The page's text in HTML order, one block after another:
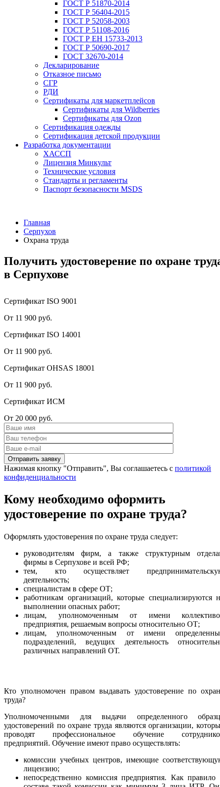
ГОСТ Р 51870-2014
ГОСТ Р 56404-2015
ГОСТ Р 52058-2003
ГОСТ Р 51108-2016
ГОСТ Р ЕН 15733-2013
ГОСТ Р 50690-2017
ГОСТ 32670-2014
Декларирование
Отказное письмо
СГР
РДИ
Сертификаты для маркетплейсов
Сертификаты для Wildberries
Сертификаты для Ozon
Сертификация одежды
Сертификация детской продукции
Разработка документации
ХАССП
Лицензия Минкульт
Технические условия
Стандарты и регламенты
Паспорт безопасности MSDS
Главная
Серпухов
Охрана труда
Получить удостоверение по охране
в Серпухове
Сертификат ISO 9001
От 11 900 руб.
Сертификат ISO 14001
От 11 900 руб.
Сертификат OHSAS 18001
От 11 900 руб.
Сертификат ИСМ
От 20 000 руб.
Нажимая кнопку "Отправить", Вы соглашаетесь с политикой
конфиденциальности
Кому необходимо оформить
удостоверение по охране труда?
Оформлять удостоверения по охране труда следует:
руководителям фирм, а также структурным
фирмы в Серпухове и всей РФ;
тем, кто осуществляет
деятельность;
специалистам в сфере ОТ;
работникам организаций, которые специализируются
выполнении опасных работ;
лицам, уполномоченным от имени
предприятия, решаемым вопросы относительно ОТ;
лицам, уполномоченным от имени
подразделений, ведущих деятельность
различных направлений ОТ.
Кто уполномочен правом выдавать удостоверение по
труда?
Уполномоченными для выдачи определенного
удостоверений по охране труда являются организации,
проводят профессиональное обучение
предприятий. Обучение имеют право осуществлять:
комиссии учебных центров, имеющие
лицензию;
непосредственно комиссия предприятия. Как правило